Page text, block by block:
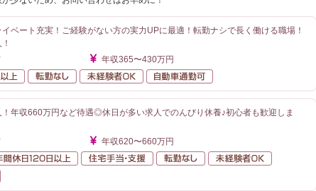
ベート充実！ご経験がない方の実力UPに最適！転勤ナシで長く働ける職場！
年収365〜430万円
年間休日120日以上
転勤なし 未経験者OK
！年収660万円など待遇◎休日が多い求人でのんびり休養♪初心者も歓迎しま
年収620〜660万円
給与
年間休日120日以上 住宅手当・支援 転勤なし